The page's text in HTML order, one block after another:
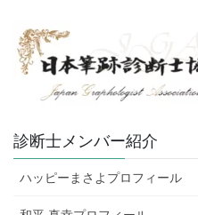
診断士メンバー紹介
ハッピーまさよプロフィール